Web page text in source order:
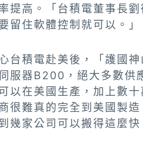
提高。「台積電董事長
留住軟體控制就可以。」
台積電赴美後，「護國
服器B200，絕大多數供
以在美國生產，加上數
很難真的完全到美國製
幾家公司可以搬得這麼快